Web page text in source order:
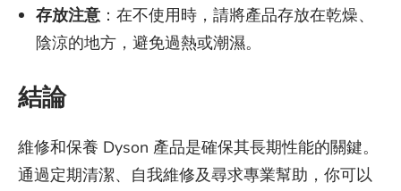
存放注意 ：在不使用時，請將產品存放在乾燥、
陰涼的地方，避免過熱或潮濕。
結論
維修和保養 Dyson 產品是確保其長期性能的關鍵。
通過定期清潔、自我維修及尋求專業幫助，你可以